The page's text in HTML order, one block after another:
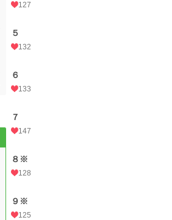
127
５
132
６
133
７
147
８※
128
９※
125